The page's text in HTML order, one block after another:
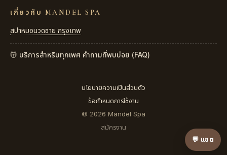
เกี่ยวกับ MANDEL SPA
สปาหมอนวดชาย กรุงเทพ
💆 บริการสำหรับทุกเพศ คำถามที่พบบ่อย (FAQ)
นโยบายความเป็นส่วนตัว
ข้อกำหนดการใช้งาน
© 2026 Mandel Spa
สมัครงาน
💬 แชต